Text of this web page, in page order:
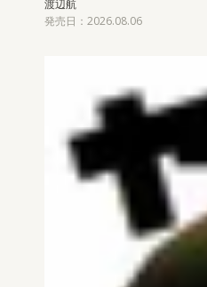
渡辺航
発売日：2026.08.06